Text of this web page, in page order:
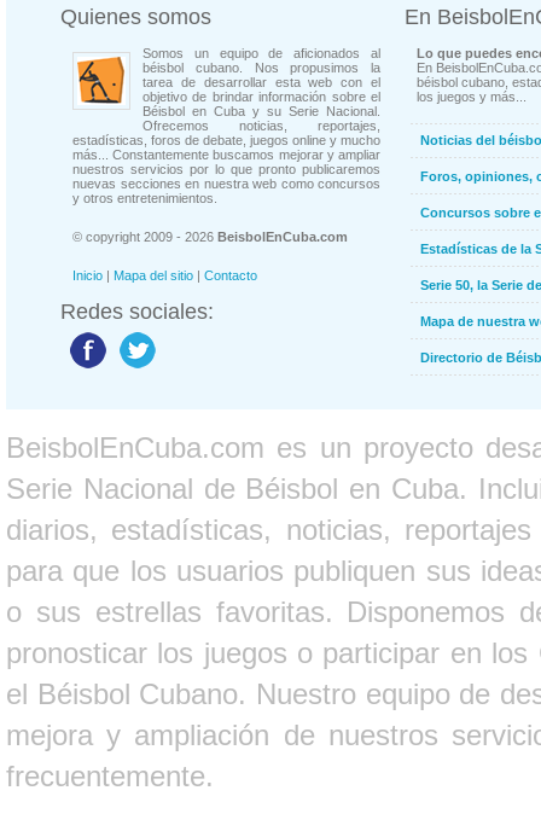
Quienes somos
Somos un equipo de aficionados al
béisbol cubano. Nos propusimos la
tarea de desarrollar esta web con el
objetivo de brindar información sobre el
Béisbol en Cuba y su Serie Nacional.
Ofrecemos noticias, reportajes,
estadísticas, foros de debate, juegos online y mucho
más... Constantemente buscamos mejorar y ampliar
nuestros servicios por lo que pronto publicaremos
nuevas secciones en nuestra web como concursos
y otros entretenimientos.
© copyright 2009 - 2026 BeisbolEnCuba.com
Inicio | Mapa del sitio | Contacto
Redes sociales:
En
Lo que puedes
En
béisbol cubano,
los juegos y más...
Noticias del
Foros, opiniones,
Concursos sobre
Estadísticas de la
Serie 50, la Serie
Mapa de nuestra
Directorio de
BeisbolEnCuba.com es un proyecto
Serie Nacional de Béisbol en Cuba.
diarios, estadísticas, noticias,
para que los usuarios publiquen sus
o sus estrellas favoritas. Disponemos
pronosticar los juegos o participar en
el Béisbol Cubano. Nuestro equipo de
mejora y ampliación de nuestros
frecuentemente.